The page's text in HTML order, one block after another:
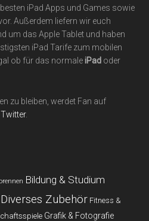
iPad Apps und Games sowie
Außerdem liefern wir euch
um das Apple Tablet und haben
iPad Tarife zum mobilen
ob für das normaleiPad oder
zu bleiben, werdet Fan auf
Twitter.
Bildung & Studium
Diverses Zubehör Fitness &
Grafik & Fotografie